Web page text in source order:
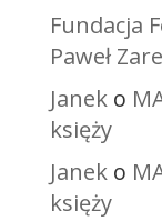
Fundacja
Paweł
Janeko
księży
Janeko
księży